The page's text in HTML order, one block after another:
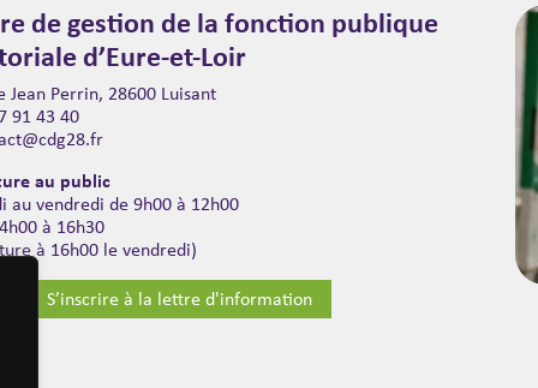
de gestion de la fonction publique
d’Eure-et-Loir
Jean Perrin, 28600 Luisant
91 43 40
au public
au vendredi de 9h00 à 12h00
à 16h30
à 16h00 le vendredi)
S’inscrire à la lettre d'information